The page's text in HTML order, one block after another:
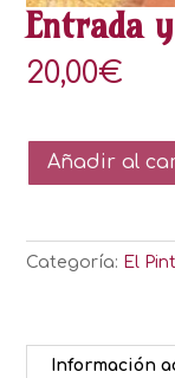
Entrada
20,00€
Añadir al
Categoría: El
Información